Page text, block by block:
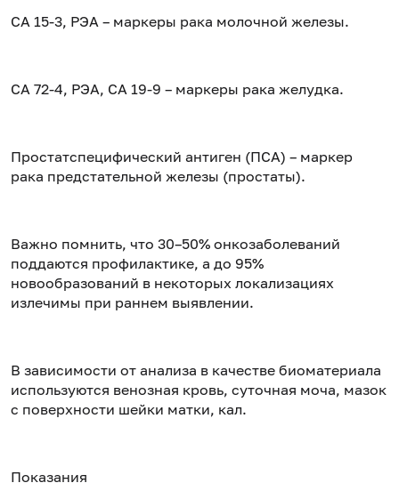
CA 15-3, РЭА – маркеры рака молочной железы.
СА 72-4, РЭА, СА 19-9 – маркеры рака желудка.
Простатспецифический антиген (ПСА) – маркер
рака предстательной железы (простаты).
Важно помнить, что 30–50% онкозаболеваний
поддаются профилактике, а до 95%
новообразований в некоторых локализациях
излечимы при раннем выявлении.
В зависимости от анализа в качестве биоматериала
используются венозная кровь, суточная моча, мазок
с поверхности шейки матки, кал.
Показания